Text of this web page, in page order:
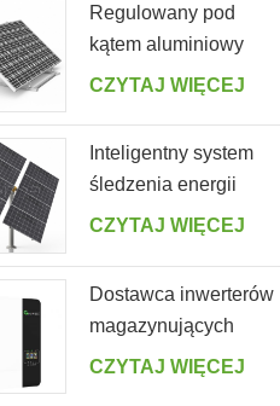
Regulowany pod
kątem aluminiowy
łatwy wspornik panelu
CZYTAJ WIĘCEJ
Inteligentny system
śledzenia energii
słonecznej z jednym
CZYTAJ WIĘCEJ
Dostawca inwerterów
magazynujących
energię słoneczną
CZYTAJ WIĘCEJ